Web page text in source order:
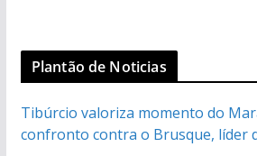
Plantão de Noticias
Tibúrcio valoriza momento do
confronto contra o Brusque, líder